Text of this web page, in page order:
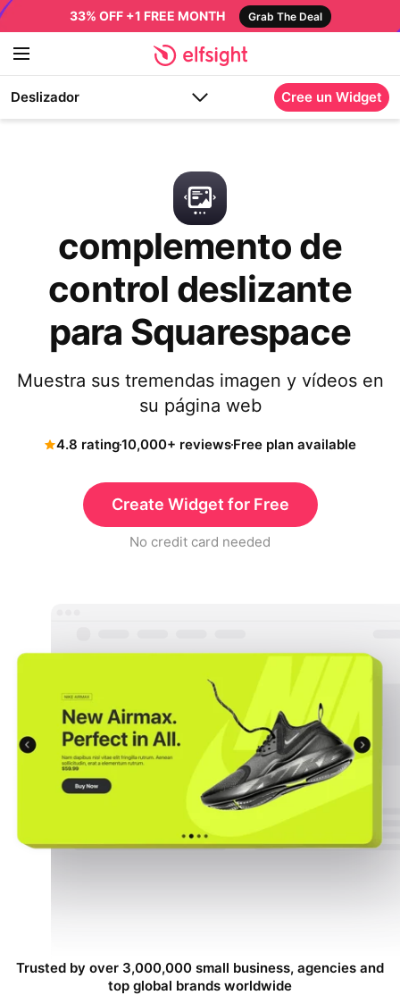
33% OFF +1 FREE MONTH Grab The Deal
Deslizador Cree un Widget
complemento de
control deslizante
para Squarespace
Muestra sus tremendas imagen y vídeos en
su página web
4.8 rating10,000+ reviewsFree plan available
Create Widget for Free
No credit card needed
Trusted by over 3,000,000 small business, agencies and
top global brands worldwide